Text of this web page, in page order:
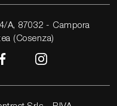
A, 87032 - Campora
(Cosenza)